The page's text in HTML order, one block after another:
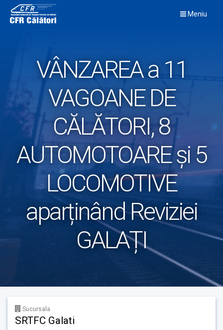
content
Meniu
VÂNZAREA a 11
VAGOANE DE
CĂLĂTORI, 8
AUTOMOTOARE și 5
LOCOMOTIVE
aparținând Reviziei
GALAȚI
Sucursala
SRTFC Galati